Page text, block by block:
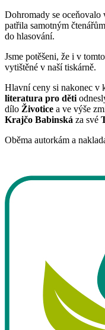
Dohromady se oceňovalo
patřila samotným
do hlasování.
Jsme potěšeni, že i v
vytištěné v naší tiskárně.
Hlavní ceny si nakonec v
literatura pro děti
dílo Životice a ve výše
Krajčo Babinská za své
Oběma autorkám a